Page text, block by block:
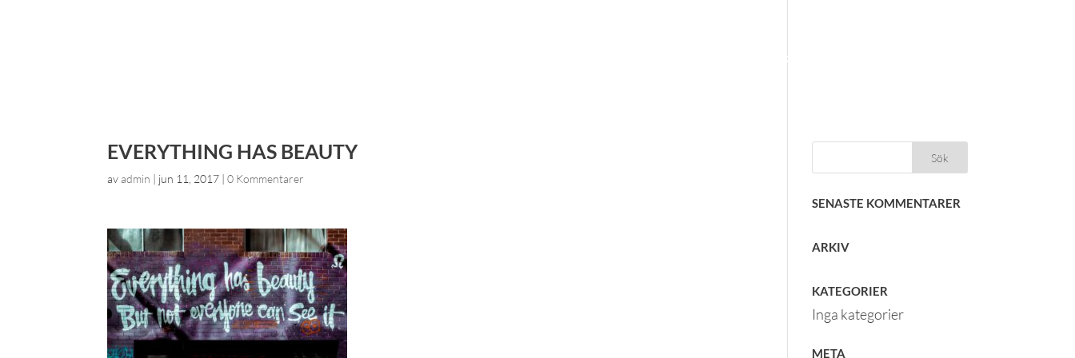
PIONJÄRKURS
EVERYTHING HAS BEAUTY
avadmin | jun 11, 2017 |0 Kommentarer
SENASTE KOMMENTARER
ARKIV
KATEGORIER
Inga kategorier
META